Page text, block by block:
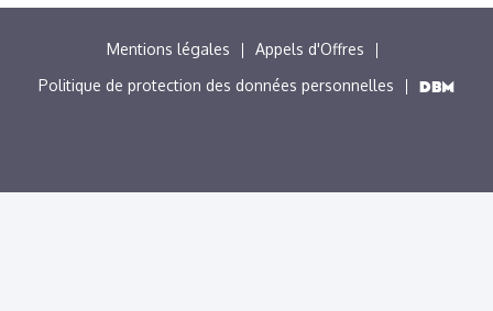
MENU
PIED
Mentions légales
Appels d'Offres
Politique de protection des données personnelles